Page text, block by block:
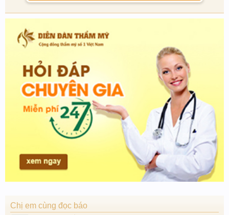
Chị em cùng đọc báo